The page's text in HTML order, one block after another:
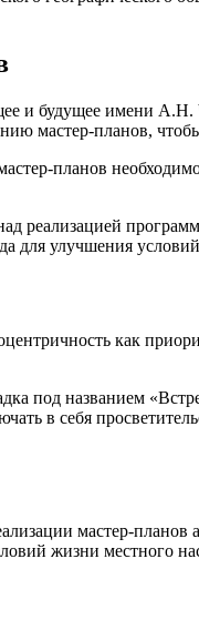
будущее имени А.Н.
мастер-планов,
планов
реализацией
для улучшения
как
под названием
в себя
мастер-планов
жизни местного